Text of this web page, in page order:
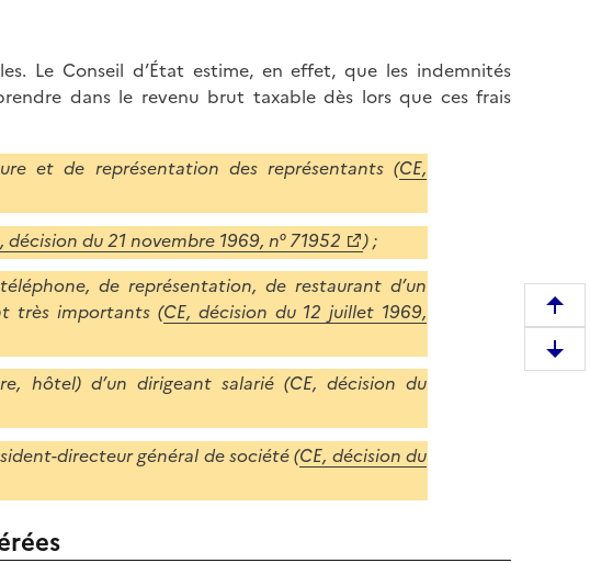
Le Conseil d’État estime, en effet, que les indemnités
dans le revenu brut taxable dès lors que ces frais
et de représentation des représentants (CE,
décision du 21 novembre 1969, n° 71952
) ;
de représentation, de restaurant d’un
très importants (CE, décision du 12 juillet 1969,
hôtel) d’un dirigeant salarié (CE, décision du
directeur général de société (CE, décision du
e
m
D